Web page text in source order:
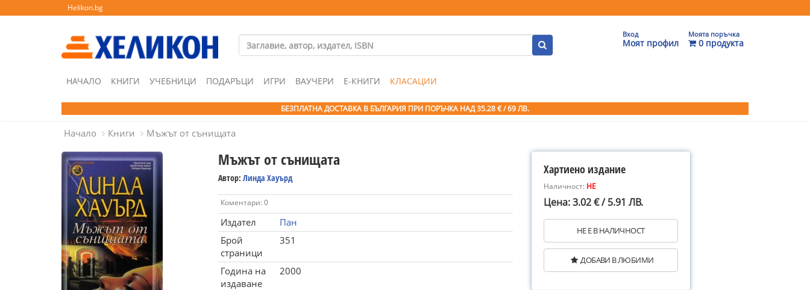
Helikon.bg
Вход
Моят профил
Моята поръчка
0 продукта
НАЧАЛО КНИГИ УЧЕБНИЦИ ПОДАРЪЦИ ИГРИ ВАУЧЕРИ Е-КНИГИ КЛАСАЦИИ
БЕЗПЛАТНА ДОСТАВКА В БЪЛГАРИЯ ПРИ ПОРЪЧКА НАД 35.28 € / 69 ЛВ.
Начало Книги Мъжът от сънищата
Мъжът от сънищата
Автор: Линда Хауърд
Коментари: 0
Издател
Пан
Брой
страници
351
Година на
издаване
2000
Хартиено издание
Наличност: НЕ
Цена: 3.02 € / 5.91 ЛВ.
НЕ Е В НАЛИЧНОСТ
ДОБАВИ В ЛЮБИМИ